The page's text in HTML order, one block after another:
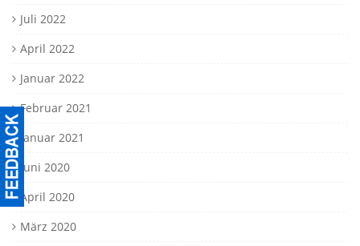
Juli 2022
April 2022
Januar 2022
Februar 2021
Januar 2021
Juni 2020
April 2020
März 2020